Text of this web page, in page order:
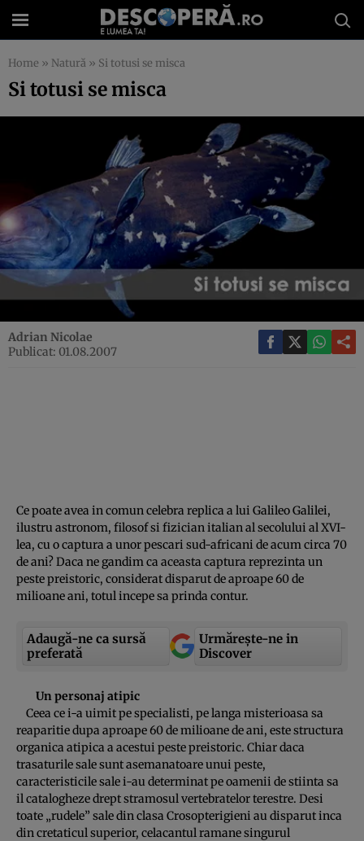
Home » Natură » Si totusi se misca
Si totusi se misca
Adrian Nicolae
Publicat: 01.08.2007
Ce poate avea in comun celebra replica a lui Galileo Galilei,
ilustru astronom, filosof si fizician italian al secolului al XVI-
lea, cu o captura a unor pescari sud-africani de acum circa 70
de ani? Daca ne gandim ca aceasta captura reprezinta un
peste preistoric, considerat disparut de aproape 60 de
milioane ani, totul incepe sa prinda contur.
Adaugă-ne ca sursă
preferată
Urmărește-ne in
Discover
Un personaj atipic
Ceea ce i-a uimit pe specialisti, pe langa misterioasa sa
reaparitie dupa aproape 60 de milioane de ani, este structura
organica atipica a acestui peste preistoric. Chiar daca
trasaturile sale sunt asemanatoare unui peste,
caracteristicile sale i-au determinat pe oamenii de stiinta sa
il catalogheze drept stramosul vertebratelor terestre. Desi
toate „rudele” sale din clasa Crosopterigieni au disparut inca
din cretaticul superior, celacantul ramane singurul